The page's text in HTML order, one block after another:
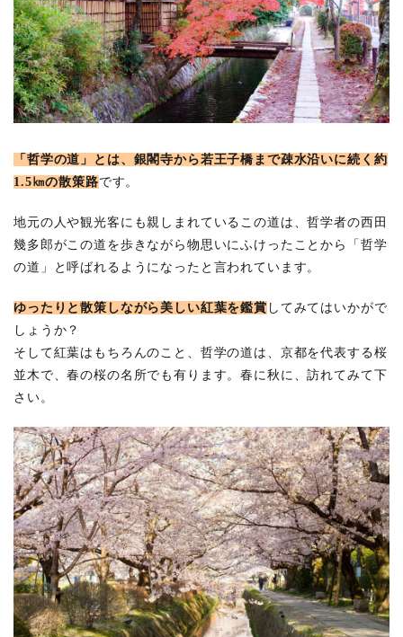
「哲学の道」とは、銀閣寺から若王子橋まで疎水沿いに続く約
1.5㎞の散策路です。
地元の人や観光客にも親しまれているこの道は、哲学者の西田
幾多郎がこの道を歩きながら物思いにふけったことから「哲学
の道」と呼ばれるようになったと言われています。
ゆったりと散策しながら美しい紅葉を鑑賞 してみてはいかがで
しょうか？
そして紅葉はもちろんのこと、哲学の道は、京都を代表する桜
並木で、春の桜の名所でも有ります。春に秋に、訪れてみて下
さい。